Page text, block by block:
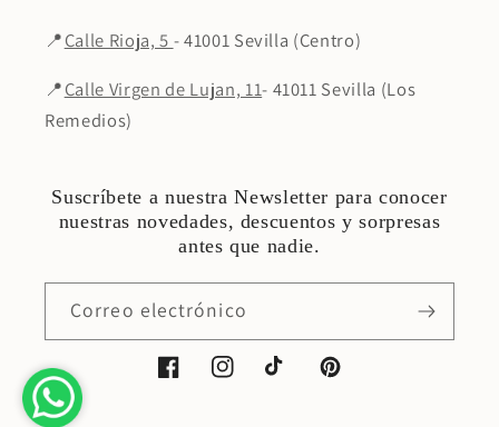
📍Calle Rioja, 5 - 41001 Sevilla (Centro)
📍Calle Virgen de Lujan, 11- 41011 Sevilla (Los
Remedios)
Suscríbete a nuestra Newsletter para conocer
nuestras novedades, descuentos y sorpresas
antes que nadie.
Correo electrónico
FacebookInstagramTikTok Pinterest